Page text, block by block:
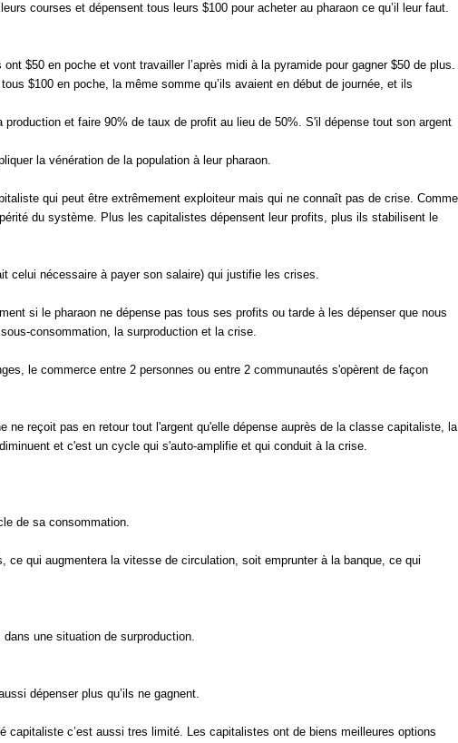
courses et dépensent tous leurs $100 pour acheter au pharaon ce qu’il leur faut.
$50 en poche et vont travailler l’après midi à la pyramide pour gagner $50 de plus.
$100 en poche, la même somme qu’ils avaient en début de journée, et ils
et faire 90% de taux de profit au lieu de 50%. S'il dépense tout son argent
la vénération de la population à leur pharaon.
qui peut être extrêmement exploiteur mais qui ne connaît pas de crise. Comme
du système. Plus les capitalistes dépensent leur profits, plus ils stabilisent le
celui nécessaire à payer son salaire) qui justifie les crises.
si le pharaon ne dépense pas tous ses profits ou tarde à les dépenser que nous
consommation, la surproduction et la crise.
le commerce entre 2 personnes ou entre 2 communautés s'opèrent de façon
reçoit pas en retour tout l'argent qu'elle dépense auprès de la classe capitaliste, la
et c'est un cycle qui s'auto-amplifie et qui conduit à la crise.
de sa consommation.
qui augmentera la vitesse de circulation, soit emprunter à la banque, ce qui
une situation de surproduction.
dépenser plus qu’ils ne gagnent.
c’est aussi tres limité. Les capitalistes ont de biens meilleures options